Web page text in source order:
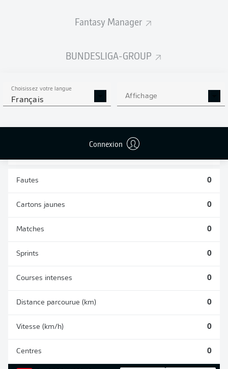
Fantasy Manager
BUNDESLIGA-GROUP
Choisissez votre langue
Français Affichage
Connexion
STATS DE LA SAISON
2026/2027
0
AÉRIENS
0
Fautes 0
Cartons jaunes 0
Matches 0
Sprints 0
Courses intenses 0
Distance parcourue (km) 0
Vitesse (km/h) 0
Centres 0